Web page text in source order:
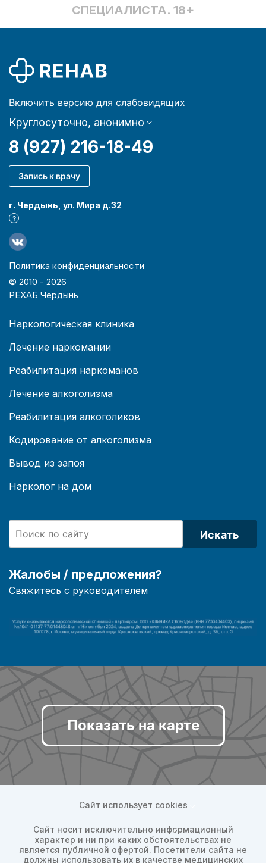
СПЕЦИАЛИСТА. 18+
Включить версию для слабовидящих
Круглосуточно, анонимно
8 (927) 216-18-49
Запись к врачу
г. Чердынь, ул. Мира д.32
?
Политика конфиденциальности
© 2010 - 2026
РЕХАБ Чердынь
Наркологическая клиника
Лечение наркомании
Реабилитация наркоманов
Лечение алкоголизма
Реабилитация алкоголиков
Кодирование от алкоголизма
Вывод из запоя
Нарколог на дом
Искать
Жалобы / предложения?
Свяжитесь с руководителем
Показать на карте
Сайт использует cookies
Сайт носит исключительно информационный
характер и ни при каких обстоятельствах не
является публичной офертой. Посетители сайта не
должны использовать их в качестве медицинских